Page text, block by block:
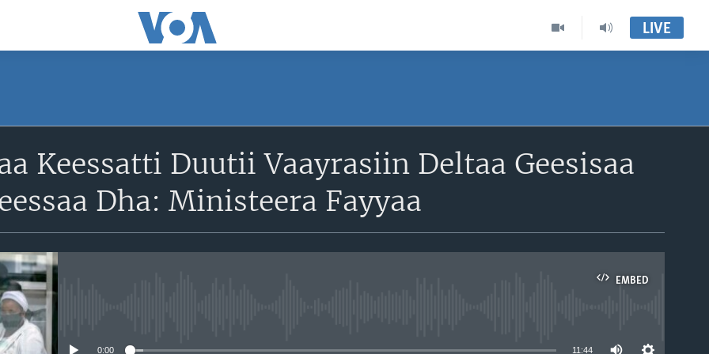
LIVE
Keessatti Duutii Vaayrasiin Deltaa Geesisaa
Dha: Ministeera Fayyaa
EMBED
0:00 11:44